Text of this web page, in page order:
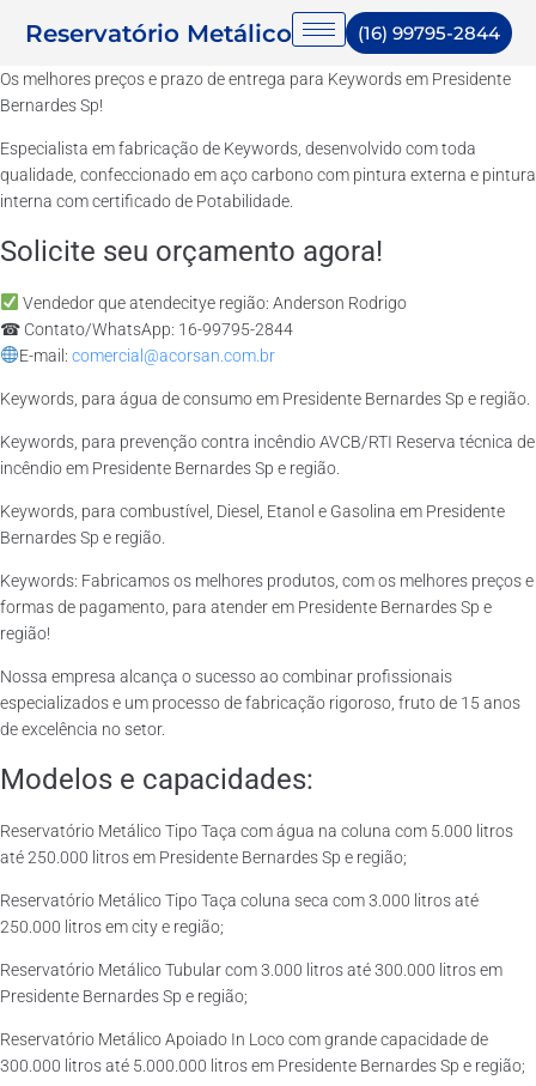
Reservatório Metálico (16) 99795-2844
Os melhores preços e prazo de entrega para Keywords em Presidente
Bernardes Sp!
Especialista em fabricação de Keywords, desenvolvido com toda
qualidade, confeccionado em aço carbono com pintura externa e pintura
interna com certificado de Potabilidade.
Solicite seu orçamento agora!
Vendedor que atendecitye região: Anderson Rodrigo
☎ Contato/WhatsApp: 16-99795-2844
E-mail: comercial@acorsan.com.br
Keywords, para água de consumo em Presidente Bernardes Sp e região.
Keywords, para prevenção contra incêndio AVCB/RTI Reserva técnica de
incêndio em Presidente Bernardes Sp e região.
Keywords, para combustível, Diesel, Etanol e Gasolina em Presidente
Bernardes Sp e região.
Keywords: Fabricamos os melhores produtos, com os melhores preços e
formas de pagamento, para atender em Presidente Bernardes Sp e
região!
Nossa empresa alcança o sucesso ao combinar profissionais
especializados e um processo de fabricação rigoroso, fruto de 15 anos
de excelência no setor.
Modelos e capacidades:
Reservatório Metálico Tipo Taça com água na coluna com 5.000 litros
até 250.000 litros em Presidente Bernardes Sp e região;
Reservatório Metálico Tipo Taça coluna seca com 3.000 litros até
250.000 litros em city e região;
Reservatório Metálico Tubular com 3.000 litros até 300.000 litros em
Presidente Bernardes Sp e região;
Reservatório Metálico Apoiado In Loco com grande capacidade de
300.000 litros até 5.000.000 litros em Presidente Bernardes Sp e região;